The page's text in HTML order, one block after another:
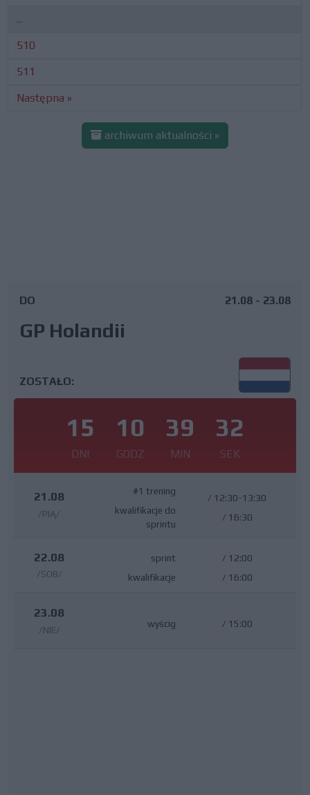
...
510
511
Następna »
archiwum aktualności »
DO
GP Holandii
21.08 - 23.08
ZOSTAŁO:
15
DNI
10
GODZ
39
MIN
31
SEK
21.08
/PIĄ/
#1 trening
kwalifikacje do
sprintu
/ 12:30-13:30
/ 16:30
22.08
/SOB/
sprint
kwalifikacje
/ 12:00
/ 16:00
23.08
/NIE/
wyścig / 15:00